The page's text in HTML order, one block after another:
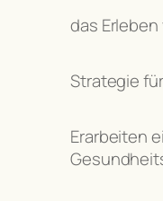
das
Strategie
Erarbeiten